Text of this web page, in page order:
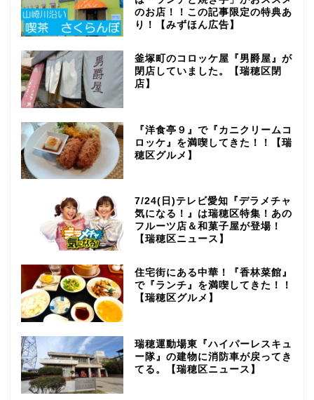
のお店！！この記事限定の特典あ
り！【みずほん広告】
釜塚町のコロッケ屋『男爵屋』が
閉店していました。【瑞穂区閉
店】
『洋食亭９』で『カニクリームコ
ロッケ』を満喫してきた！！【瑞
穂区グルメ】
7/24(日)テレビ愛知『デラメチャ
気になる！』は瑞穂区特集！あの
フルーツ店＆和菓子屋が登場！
【瑞穂区ニュース】
住宅街にある中華！『香林菜館』
で『ランチ』を満喫してきた！！
【瑞穂区グルメ】
瑞穂運動場東『ハイパーレスキュ
ー隊』の建物に消防車が戻ってき
てる。【瑞穂区ニュース】